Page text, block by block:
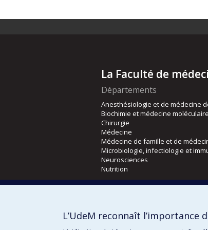
La Faculté de
Départements
Anesthésiologie et de médecine
Biochimie et médecine moléculaire
Chirurgie
Médecine
Médecine de famille et de
Microbiologie, infectiologie et
Neurosciences
Nutrition
Orthophonie et audiologie
L’UdeM reconnaît l’importance